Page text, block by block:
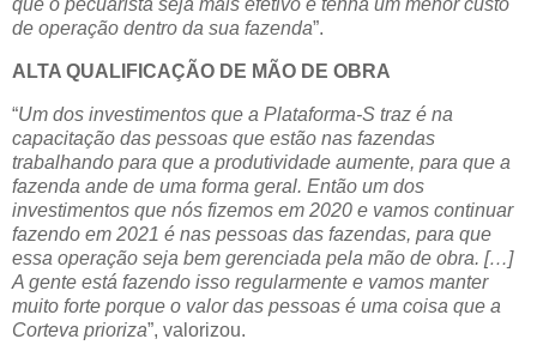
que o pecuarista seja mais efetivo e tenha um menor custo
de operação dentro da sua fazenda”.
ALTA QUALIFICAÇÃO DE MÃO DE OBRA
“Um dos investimentos que a Plataforma-S traz é na
capacitação das pessoas que estão nas fazendas
trabalhando para que a produtividade aumente, para que a
fazenda ande de uma forma geral. Então um dos
investimentos que nós fizemos em 2020 e vamos continuar
fazendo em 2021 é nas pessoas das fazendas, para que
essa operação seja bem gerenciada pela mão de obra. […]
A gente está fazendo isso regularmente e vamos manter
muito forte porque o valor das pessoas é uma coisa que a
Corteva prioriza”, valorizou.